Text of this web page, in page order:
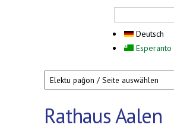
Deutsch
Esperanto
Rathaus Aalen